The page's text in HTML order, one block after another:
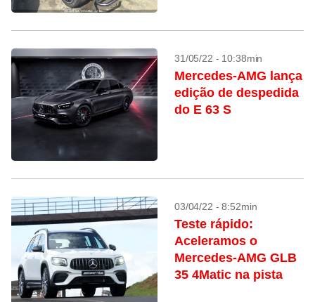
31/05/22 - 10:38min
Mercedes-AMG lança
edição de despedida
do E 63 S
03/04/22 - 8:52min
Teste rápido:
Aceleramos o
Mercedes-AMG GLB
35 4Matic na pista